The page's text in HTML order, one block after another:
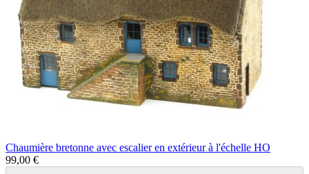
Chaumière bretonne avec escalier en extérieur à l'échelle HO
99,00 €